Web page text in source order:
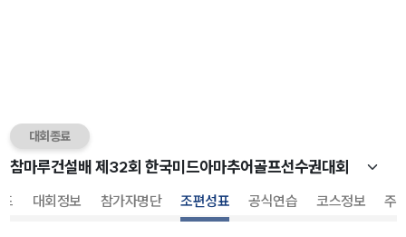
대회종료
대회정보 참가자명단 조편성표 공식연습 코스정보 주